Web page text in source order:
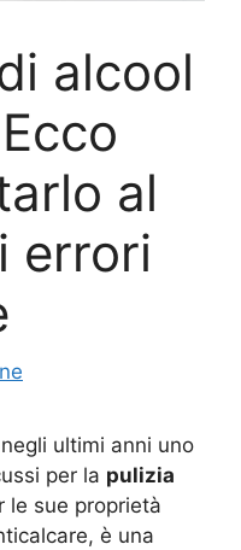
alcool
al
errori
ultimi anni uno
per la pulizia
le sue proprietà
è una